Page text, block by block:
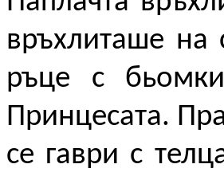
връхлиташе на
ръце с
Принцесата.
се гаври с